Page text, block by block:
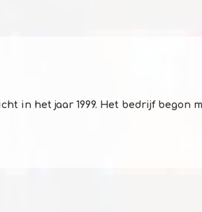
in het jaar 1999. Het bedrijf begon